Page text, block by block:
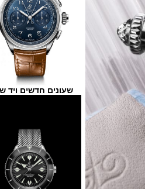
שעונים חדשים ויד שנייה